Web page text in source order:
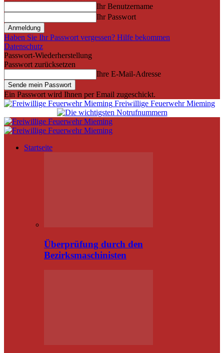
Ihr Benutzername
Ihr Passwort
Haben Sie Ihr Passwort vergessen? Hilfe bekommen
Datenschutz
Passwort-Wiederherstellung
Passwort zurücksetzen
Ihre E-Mail-Adresse
Ein Passwort wird Ihnen per Email zugeschickt.
Freiwillige Feuerwehr Mieming
Startseite
Überprüfung durch den
Bezirksmaschinisten